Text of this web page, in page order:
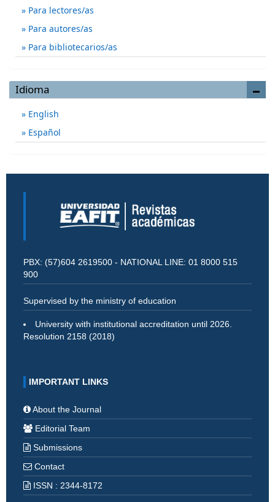
Para lectores/as
Para autores/as
Para bibliotecarios/as
Idioma
English
Español
PBX: (57)604 2619500 - NATIONAL LINE: 01 8000 515
900
Supervised by the ministry of education
University with institutional accreditation until 2026.
Resolution 2158 (2018)
IMPORTANT LINKS
About the Journal
Editorial Team
Submissions
Contact
ISSN : 2344-8172